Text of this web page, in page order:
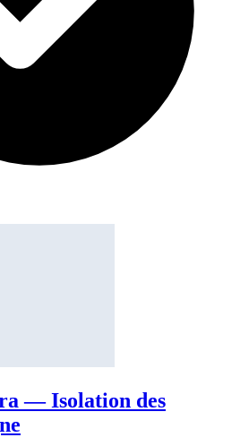
— Isolation des